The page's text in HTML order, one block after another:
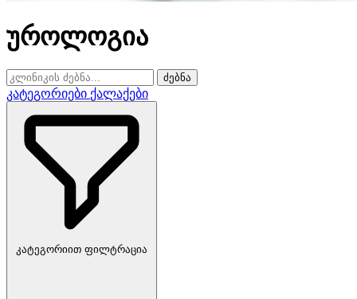
უროლოგია
ძებნა
კატეგორიები ქალაქები
კატეგორიით ფილტრაცია